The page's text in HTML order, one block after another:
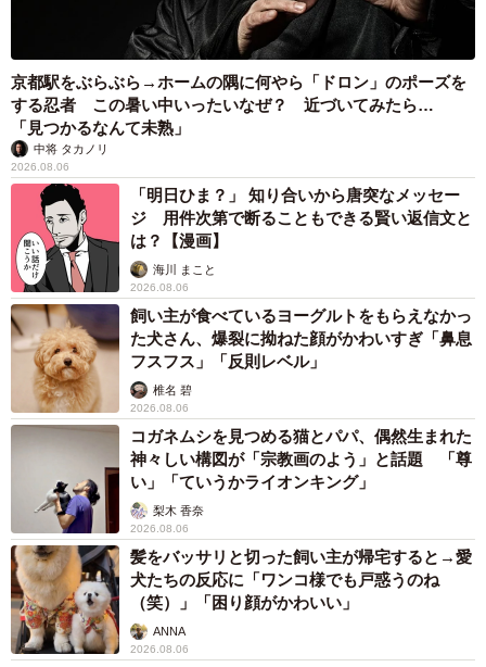
は探偵を使っていろいろ調べたみたいです。その彼女が
「どうしよう」って泣きながら電話がかかってきたんです
けど、それは自分の責任だよね、と（笑）。結局その年下
のインストラクターと結婚しましたね。10歳以上年下です
よ、そのパワーがすごい。〔Kさん、38歳〕
▽不倫カップルが“風紀委員会”にかけられることも！
学校内の不倫は、ほぼほぼ90％は何事もなかったように終
わるみたいです。でも、うちの学校にはなんと風紀委員会
があるんです。あるパパとママがお台場でデートしていた
のを見られてしまって、風紀委員会にかけられた。私はた
またまPTAとして出席したんですが、両夫婦でつるし上げ
られて、もう弾劾裁判ですよね。弾劾するほうもどうかと
思ったけど、言われても仕方のないことをしたからな、
と…。〔Oさん、42歳〕
◇ ◇
ママにとってはハッピーになるケースもありますが、残さ
れた家族は…なんて想像してしまいます。それにしても弾
劾裁判、なんとも恐ろしいですね。
京都駅をぶらぶら→ホームの隅に何やら「ドロン」のポーズを
する忍者 この暑い中いったいなぜ？ 近づいてみたら…
「見つかるなんて未熟」
中将 タカノリ
2026.08.06
「明日ひま？」 知り合いから唐突なメッセー
ジ 用件次第で断ることもできる賢い返信文と
は？【漫画】
海川 まこと
2026.08.06
飼い主が食べているヨーグルトをもらえなかっ
た犬さん、爆裂に拗ねた顔がかわいすぎ「鼻息
フスフス」「反則レベル」
椎名 碧
2026.08.06
コガネムシを見つめる猫とパパ、偶然生まれた
神々しい構図が「宗教画のよう」と話題 「尊
い」「ていうかライオンキング」
梨木 香奈
2026.08.06
髪をバッサリと切った飼い主が帰宅すると→愛
犬たちの反応に「ワンコ様でも戸惑うのね
（笑）」「困り顔がかわいい」
ANNA
2026.08.06